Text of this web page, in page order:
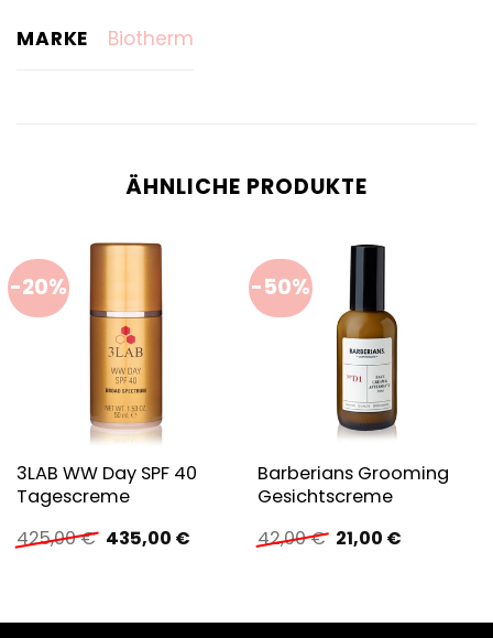
MARKE Biotherm
ÄHNLICHE PRODUKTE
-20%
3LAB WW Day SPF 40
Tagescreme
425,00€ Ursprünglicher
Preis
435,00 €Aktueller
-50%
Barberians Grooming
Gesichtscreme
42,00€ Ursprünglicher
Preis
21,00 €Aktueller